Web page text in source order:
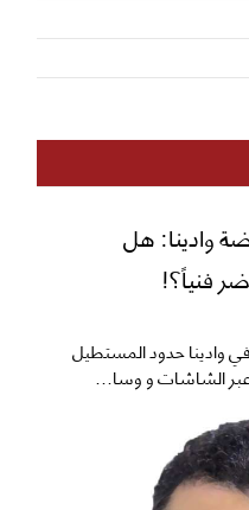
وادينا: هل
فنياً؟!
وادينا حدود المستطيل
عبر الشاشات و وسا...